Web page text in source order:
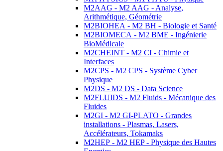
M2AAG - M2 AAG - Analyse,
Arithmétique, Géométrie
M2BIOHEA - M2 BH - Biologie et Santé
M2BIOMECA - M2 BME - Ingénierie
BioMédicale
M2CHEINT - M2 CI - Chimie et
Interfaces
M2CPS - M2 CPS - Système Cyber
Physique
M2DS - M2 DS - Data Science
M2FLUIDS - M2 Fluids - Mécanique des
Fluides
M2GI - M2 GI-PLATO - Grandes
installations - Plasmas, Lasers,
Accélérateurs, Tokamaks
M2HEP - M2 HEP - Physique des Hautes